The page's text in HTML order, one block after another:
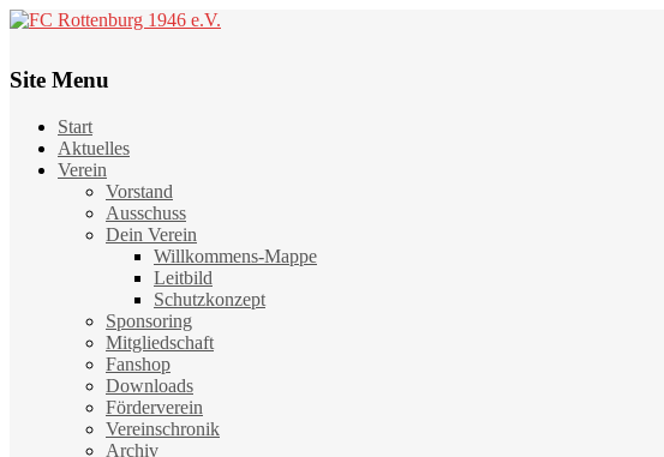
Site Menu
Start
Aktuelles
Verein
Vorstand
Ausschuss
Dein Verein
Willkommens-Mappe
Leitbild
Schutzkonzept
Sponsoring
Mitgliedschaft
Fanshop
Downloads
Förderverein
Vereinschronik
Archiv